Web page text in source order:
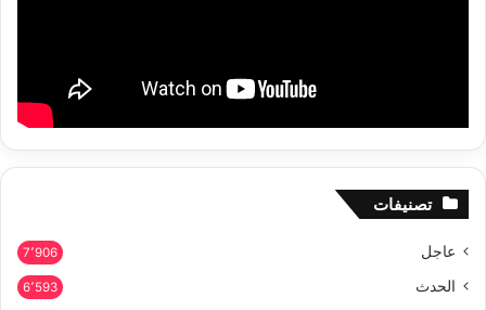
تصنيفات
عاجل 7٬906
الحدث 6٬593